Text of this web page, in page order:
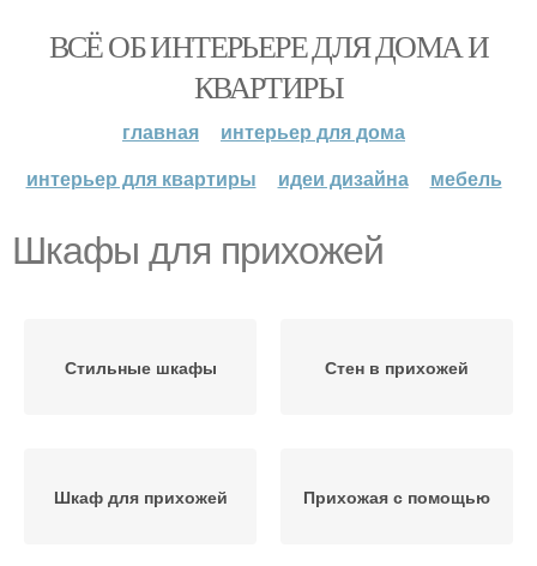
ВСЁ ОБ ИНТЕРЬЕРЕ ДЛЯ ДОМА И
КВАРТИРЫ
главная
интерьер для дома
интерьер для квартиры
идеи дизайна мебель
Шкафы для прихожей
Стильные шкафы Стен в прихожей
Шкаф для прихожей Прихожая с помощью